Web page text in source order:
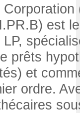
est
prêts
et
ordre.